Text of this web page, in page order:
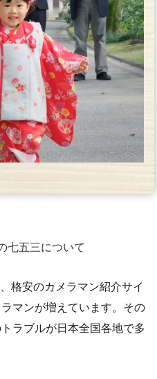
七五三について
格安のカメラマン紹介サイ
マンが増えています。その
ラブルが日本全国各地で多